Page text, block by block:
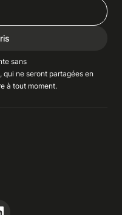
sans
qui ne seront partagées en
à tout moment.